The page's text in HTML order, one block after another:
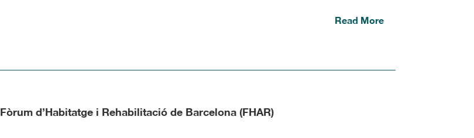
Read More
Fòrum d’Habitatge i Rehabilitació de Barcelona (FHAR)